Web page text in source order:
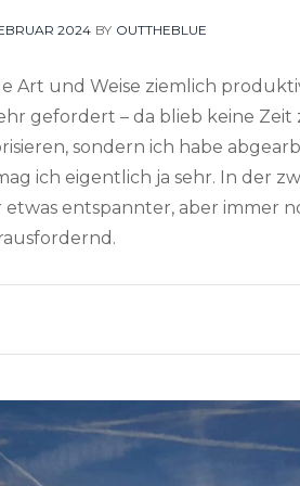
2024 BY OUTTHEBLUE
Art und Weise ziemlich
gefordert – da blieb keine Zeit
sondern ich habe
ich eigentlich ja sehr. In der
entspannter, aber immer